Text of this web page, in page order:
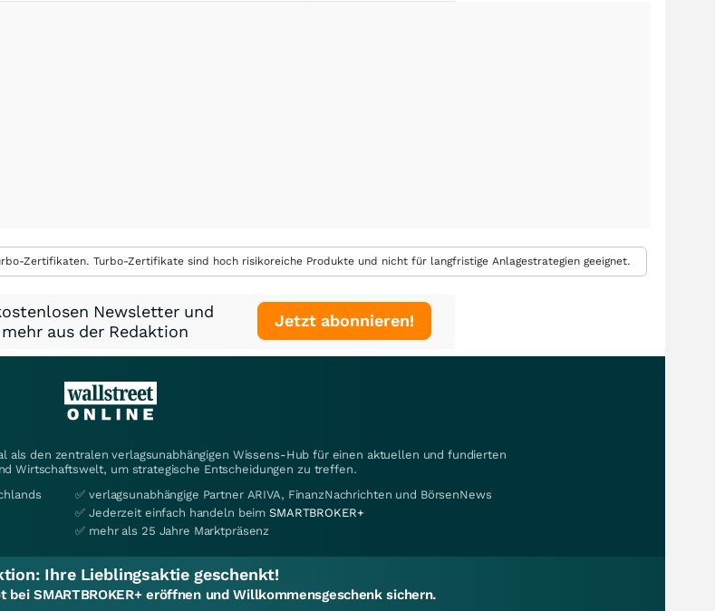
Zertifikaten. Turbo-Zertifikate sind hoch risikoreiche Produkte und nicht für langfristige Anlagestrategien geeignet.
Newsletter und
aus der Redaktion
Jetzt abonnieren!
als den zentralen verlagsunabhängigen Wissens-Hub für einen aktuellen und fundierten
Wirtschaftswelt, um strategische Entscheidungen zu treffen.
✅ verlagsunabhängige Partner ARIVA, FinanzNachrichten und BörsenNews
✅ Jederzeit einfach handeln beimSMARTBROKER+
✅ mehr als 25 Jahre Marktpräsenz
Ihre Lieblingsaktie geschenkt!
bei SMARTBROKER+ eröffnen und Willkommensgeschenk sichern.